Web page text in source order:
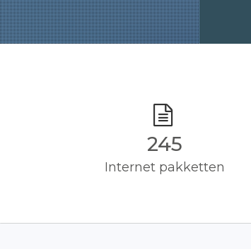
245
Internet pakketten